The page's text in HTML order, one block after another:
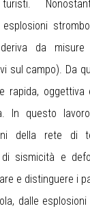
da misure
sul campo). Da
rapida, oggettiva
In questo
della rete di
sismicità e
e distinguere i
dalle esplosioni